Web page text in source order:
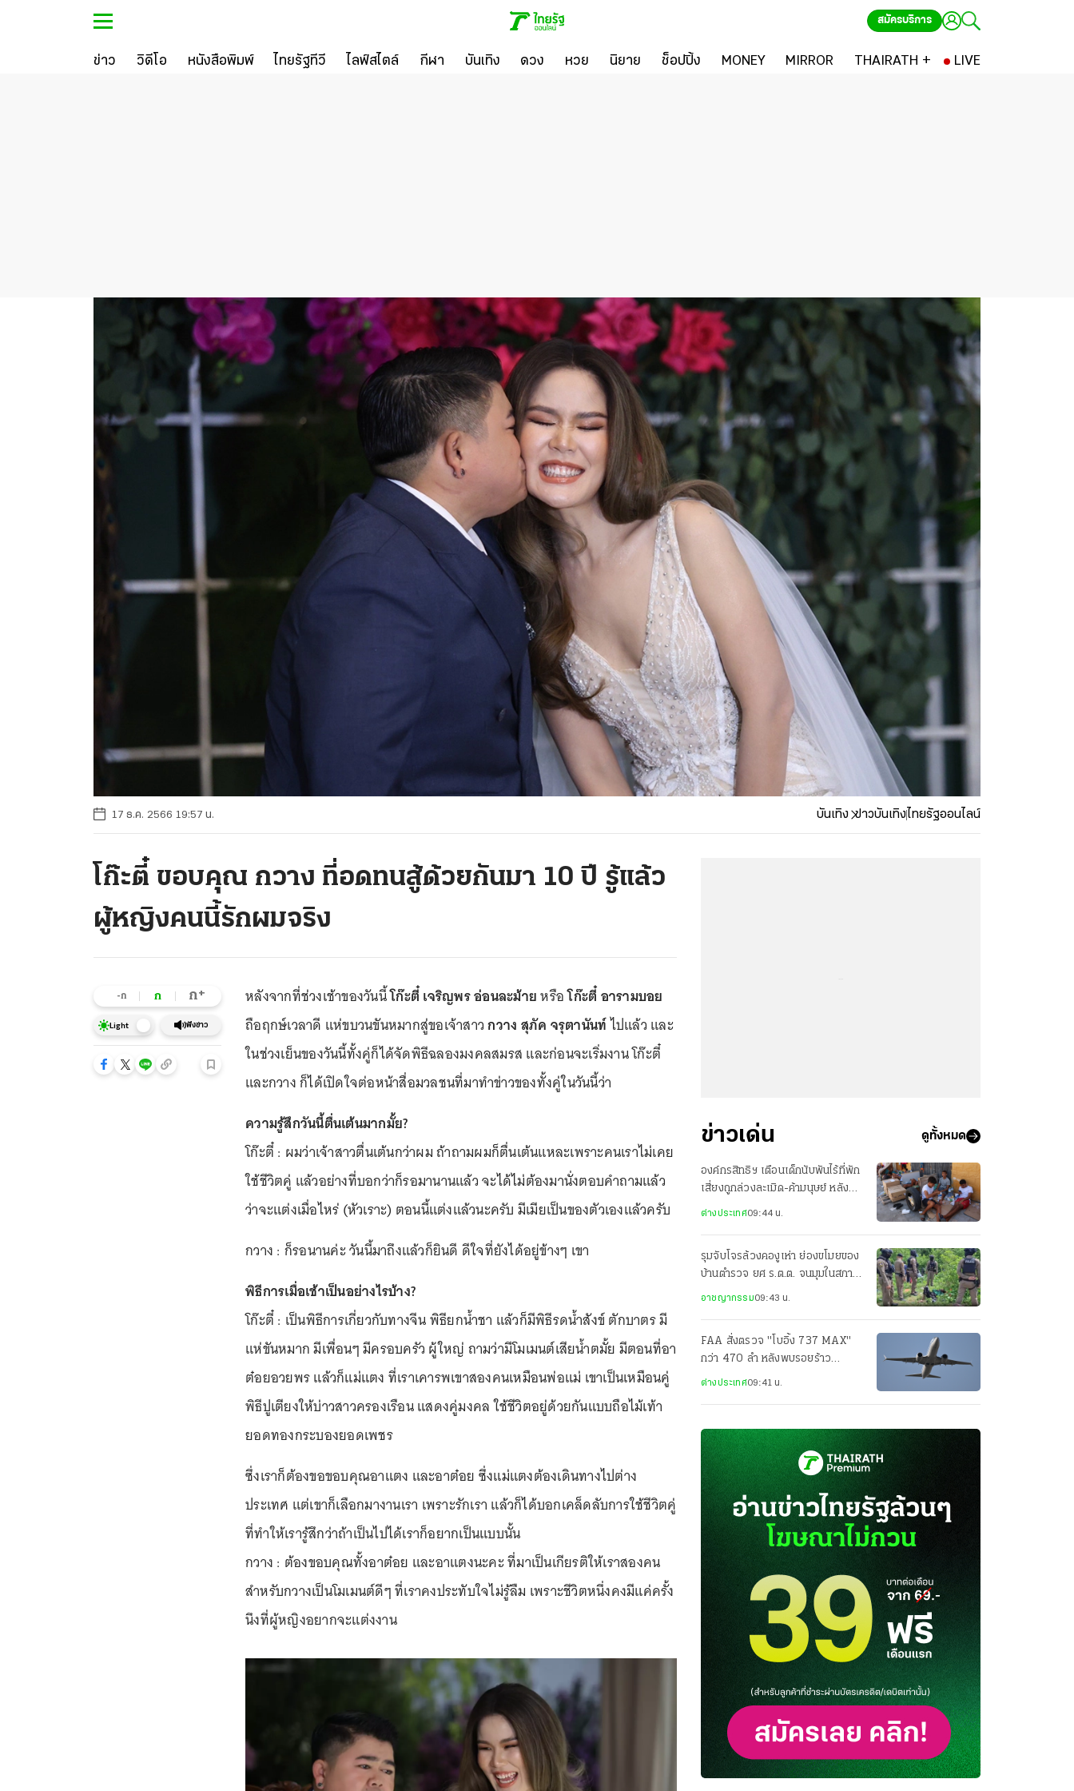
สมัครบริการ
ข่าว วิดีโอ หนังสือพิมพ์ ไทยรัฐทีวี ไลฟ์สไตล์ กีฬา บันเทิง ดวง หวย นิยาย ช็อปปิ้ง MONEY MIRROR THAIRATH + LIVE
17 ธ.ค. 2566 19:57 น. บันเทิง ข่าวบันเทิงไทยรัฐออนไลน์
โก๊ะตี๋ ขอบคุณ กวาง ที่อดทนสู้ด้วยกันมา 10 ปี รู้แล้ว
ผู้หญิงคนนี้รักผมจริง
-ก ก ก+
Light ฟังข่าว
หลังจากที่ช่วงเช้าของวันนี้โก๊ะตี๋ เจริญพร อ่อนละม้ายหรือโก๊ะตี๋ อารามบอย
ถือฤกษ์เวลาดี แห่ขบวนขันหมากสู่ขอเจ้าสาวกวาง สุภัค จรุตานันท์ไปแล้ว และ
ในช่วงเย็นของวันนี้ทั้งคู่ก็ได้จัดพิธีฉลองมงคลสมรส และก่อนจะเริ่มงาน โก๊ะตี๋
และกวาง ก็ได้เปิดใจต่อหน้าสื่อมวลชนที่มาทำข่าวของทั้งคู่ในวันนี้ว่า
ความรู้สึกวันนี้ตื่นเต้นมากมั้ย?
โก๊ะตี๋ : ผมว่าเจ้าสาวตื่นเต้นกว่าผม ถ้าถามผมก็ตื่นเต้นแหละเพราะคนเราไม่เคย
ใช้ชีวิตคู่ แล้วอย่างที่บอกว่าก็รอมานานแล้ว จะได้ไม่ต้องมานั่งตอบคำถามแล้ว
ว่าจะแต่งเมื่อไหร่ (หัวเราะ) ตอนนี้แต่งแล้วนะครับ มีเมียเป็นของตัวเองแล้วครับ
กวาง : ก็รอนานค่ะ วันนี้มาถึงแล้วก็ยินดี ดีใจที่ยังได้อยู่ข้างๆ เขา
พิธีการเมื่อเช้าเป็นอย่างไรบ้าง?
โก๊ะตี๋ : เป็นพิธีการเกี่ยวกับทางจีน พิธียกน้ำชา แล้วก็มีพิธีรดน้ำสังข์ ตักบาตร มี
แห่ขันหมาก มีเพื่อนๆ มีครอบครัว ผู้ใหญ่ ถามว่ามีโมเมนต์เสียน้ำตมั้ย มีตอนที่อา
ต๋อยอวยพร แล้วก็แม่แตง ที่เราเคารพเขาสองคนเหมือนพ่อแม่ เขาเป็นเหมือนคู่
พิธีปูเตียงให้บ่าวสาวครองเรือน แสดงคู่มงคล ใช้ชีวิตอยู่ด้วยกันแบบถือไม้เท้า
ยอดทองกระบองยอดเพชร
ซึ่งเราก็ต้องขอขอบคุณอาแตง และอาต๋อย ซึ่งแม่แตงต้องเดินทางไปต่าง
ประเทศ แต่เขาก็เลือกมางานเรา เพราะรักเรา แล้วก็ได้บอกเคล็ดลับการใช้ชีวิตคู่
ที่ทำให้เรารู้สึกว่าถ้าเป็นไปได้เราก็อยากเป็นแบบนั้น
กวาง : ต้องขอบคุณทั้งอาต๋อย และอาแตงนะคะ ที่มาเป็นเกียรติให้เราสองคน
สำหรับกวางเป็นโมเมนต์ดีๆ ที่เราคงประทับใจไม่รู้ลืม เพราะชีวิตหนึ่งคงมีแค่ครั้ง
นึงที่ผู้หญิงอยากจะแต่งงาน
ข่าวเด่น ดูทั้งหมด
องค์กรสิทธิฯ เตือนเด็กนับพันไร้ที่พัก
เสี่ยงถูกล่วงละเมิด-ค้ามนุษย์ หลัง
ทะลักข้ามพรมแดนสเปน
ต่างประเทศ09:44 น.
รุมจับโจรล้วงคองูเห่า ย่องขโมยของ
บ้านตำรวจ ยศ ร.ต.ต. จนมุมในสภาพ
อาชญากรรม09:43 น.
FAA สั่งตรวจ "โบอิ้ง 737 MAX"
กว่า 470 ลำ หลังพบรอยร้าว
โครงสร้างเครื่องบิน
ต่างประเทศ09:41 น.